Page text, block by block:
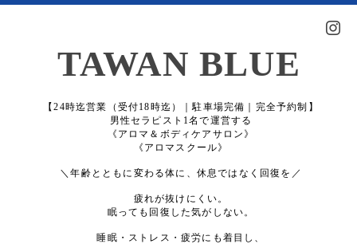
TAWAN BLUE
【24時迄営業（受付18時迄）｜駐車場完備｜完全予約制】
男性セラピスト1名で運営する
《アロマ＆ボディケアサロン》
《アロマスクール》
＼年齢とともに変わる体に、休息ではなく回復を／
疲れが抜けにくい。
眠っても回復した気がしない。
睡眠・ストレス・疲労にも着目し、